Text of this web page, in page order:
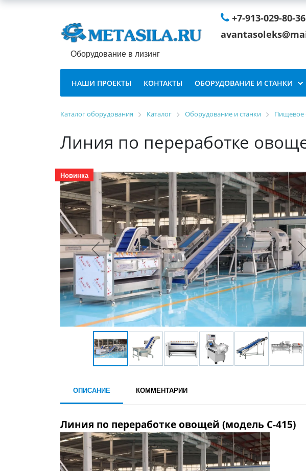
Оборудование в лизинг
+7-913-029-80-36
НАШИ ПРОЕКТЫ КОНТАКТЫ ОБОРУДОВАНИЕ И СТАНКИ
Каталог оборудования Каталог Оборудование и станки Пищевое
Линия по переработке
Новинка
ОПИСАНИЕ КОММЕНТАРИИ
Линия по переработке овощей (модель C-415)